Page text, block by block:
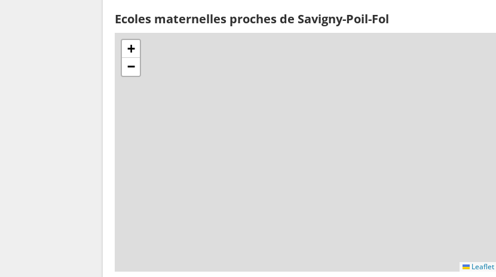
Ecoles maternelles proches de Savigny-Poil-Fol
+
−
Leaflet